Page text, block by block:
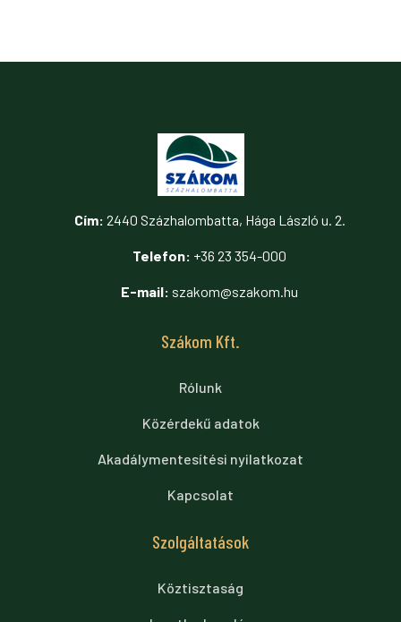
Cím: 2440 Százhalombatta, Hága László u. 2.
Telefon: +36 23 354-000
E-mail: szakom@szakom.hu
Szákom Kft.
Rólunk
Közérdekű adatok
Akadálymentesítési nyilatkozat
Kapcsolat
Szolgáltatások
Köztisztaság